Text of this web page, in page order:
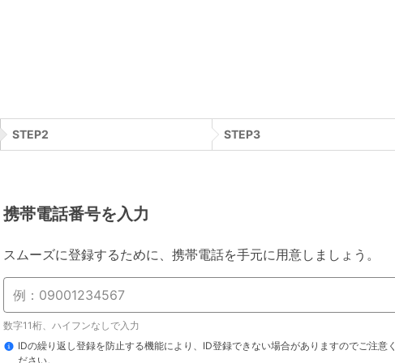
STEP2 STEP3
携帯電話番号を入力
スムーズに登録するために、携帯電話を手元に用意しましょう。
数字11桁、ハイフンなしで入力
IDの繰り返し登録を防止する機能により、ID登録できない場合がありますのでご注意く
ださい。